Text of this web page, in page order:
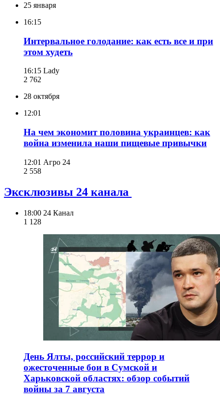
25 января
16:15
Интервальное голодание: как есть все и при
этом худеть
16:15 Lady
2 762
28 октября
12:01
На чем экономит половина украинцев: как
война изменила наши пищевые привычки
12:01 Агро 24
2 558
Эксклюзивы 24 канала
18:00 24 Канал
1 128
День Ялты, российский террор и
ожесточенные бои в Сумской и
Харьковской областях: обзор событий
войны за 7 августа